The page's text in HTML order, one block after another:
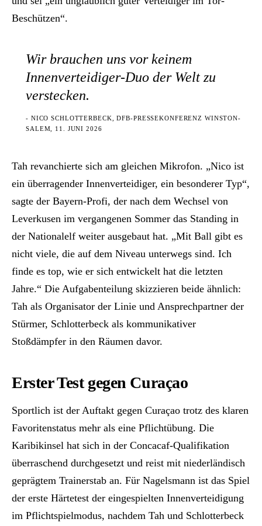
Beschützen“.
Wir brauchen uns vor keinem
Innenverteidiger-Duo der Welt zu
verstecken.
- NICO SCHLOTTERBECK, DFB-PRESSEKONFERENZ WINSTON-
SALEM, 11. JUNI 2026
Tah revanchierte sich am gleichen Mikrofon. „Nico ist
ein überragender Innenverteidiger, ein besonderer Typ“,
sagte der Bayern-Profi, der nach dem Wechsel von
Leverkusen im vergangenen Sommer das Standing in
der Nationalelf weiter ausgebaut hat. „Mit Ball gibt es
nicht viele, die auf dem Niveau unterwegs sind. Ich
finde es top, wie er sich entwickelt hat die letzten
Jahre.“ Die Aufgabenteilung skizzieren beide ähnlich:
Tah als Organisator der Linie und Ansprechpartner der
Stürmer, Schlotterbeck als kommunikativer
Stoßdämpfer in den Räumen davor.
Erster Test gegen Curaçao
Sportlich ist der Auftakt gegen Curaçao trotz des klaren
Favoritenstatus mehr als eine Pflichtübung. Die
Karibikinsel hat sich in der Concacaf-Qualifikation
überraschend durchgesetzt und reist mit niederländisch
geprägtem Trainerstab an. Für Nagelsmann ist das Spiel
der erste Härtetest der eingespielten Innenverteidigung
im Pflichtspielmodus, nachdem Tah und Schlotterbeck